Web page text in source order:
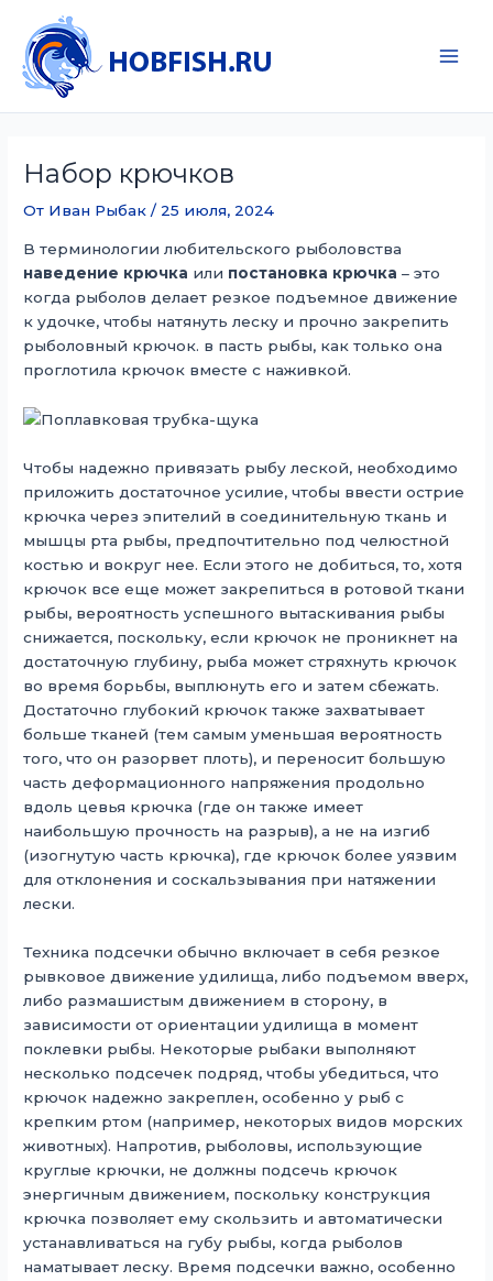
содержимому
Набор крючков
От Иван Рыбак/ 25 июля, 2024
В терминологии любительского рыболовства
наведение крючка или постановка крючка – это
когда рыболов делает резкое подъемное движение
к удочке, чтобы натянуть леску и прочно закрепить
рыболовный крючок. в пасть рыбы, как только она
проглотила крючок вместе с наживкой.
Чтобы надежно привязать рыбу леской, необходимо
приложить достаточное усилие, чтобы ввести острие
крючка через эпителий в соединительную ткань и
мышцы рта рыбы, предпочтительно под челюстной
костью и вокруг нее. Если этого не добиться, то, хотя
крючок все еще может закрепиться в ротовой ткани
рыбы, вероятность успешного вытаскивания рыбы
снижается, поскольку, если крючок не проникнет на
достаточную глубину, рыба может стряхнуть крючок
во время борьбы, выплюнуть его и затем сбежать.
Достаточно глубокий крючок также захватывает
больше тканей (тем самым уменьшая вероятность
того, что он разорвет плоть), и переносит большую
часть деформационного напряжения продольно
вдоль цевья крючка (где он также имеет
наибольшую прочность на разрыв), а не на изгиб
(изогнутую часть крючка), где крючок более уязвим
для отклонения и соскальзывания при натяжении
лески.
Техника подсечки обычно включает в себя резкое
рывковое движение удилища, либо подъемом вверх,
либо размашистым движением в сторону, в
зависимости от ориентации удилища в момент
поклевки рыбы. Некоторые рыбаки выполняют
несколько подсечек подряд, чтобы убедиться, что
крючок надежно закреплен, особенно у рыб с
крепким ртом (например, некоторых видов морских
животных). Напротив, рыболовы, использующие
круглые крючки, не должны подсечь крючок
энергичным движением, поскольку конструкция
крючка позволяет ему скользить и автоматически
устанавливаться на губу рыбы, когда рыболов
наматывает леску. Время подсечки важно, особенно